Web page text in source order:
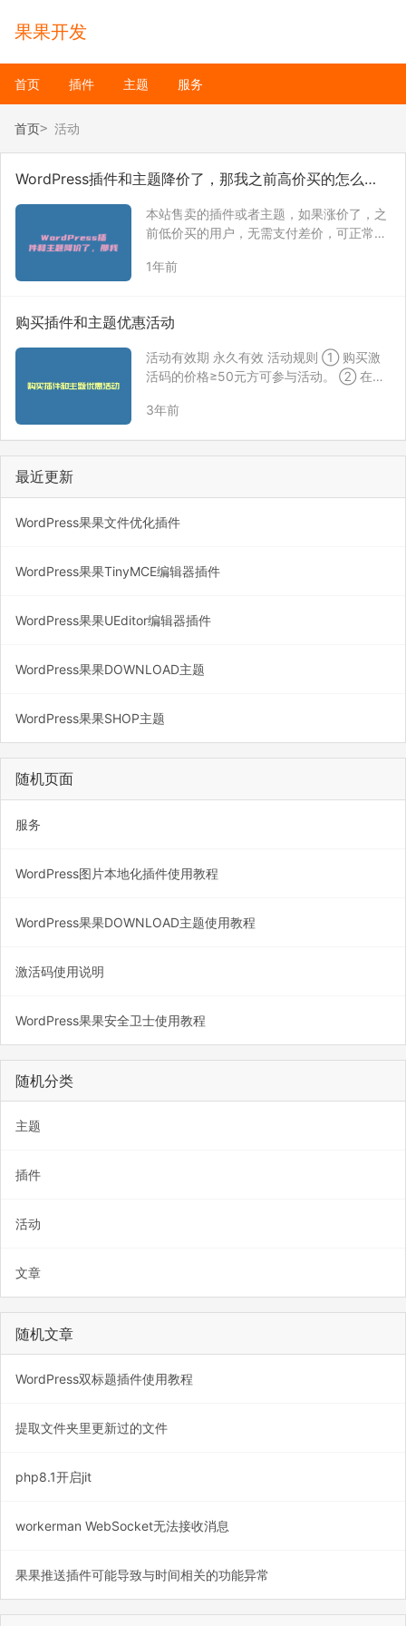
果果开发
首页 插件 主题 服务
首页 活动
WordPress插件和主题降价了，那我之前高价买的怎么
办？
本站售卖的插件或者主题，如果涨价了，之
前低价买的用户，无需支付差价，可正常使
了，那就不一样了，毕竟多花了一部分钱买
可以用来…
1年前
购买插件和主题优惠活动
活动有效期 永久有效 活动规则 ① 购买激
活码的价格≥50元方可参与活动。 ② 在非
量的激活码，可以享受8折优惠。示例：您
3年前
最近更新
WordPress果果文件优化插件
WordPress果果TinyMCE编辑器插件
WordPress果果UEditor编辑器插件
WordPress果果DOWNLOAD主题
WordPress果果SHOP主题
随机页面
服务
WordPress图片本地化插件使用教程
WordPress果果DOWNLOAD主题使用教程
激活码使用说明
WordPress果果安全卫士使用教程
随机分类
主题
插件
活动
文章
随机文章
WordPress双标题插件使用教程
提取文件夹里更新过的文件
php8.1开启jit
workerman WebSocket无法接收消息
果果推送插件可能导致与时间相关的功能异常